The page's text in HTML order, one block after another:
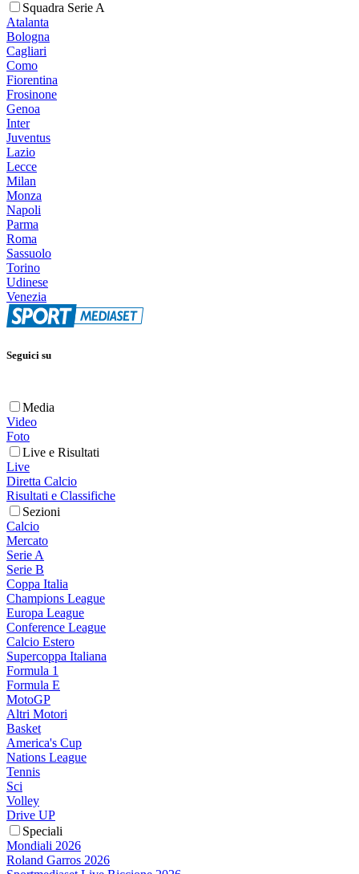
Squadra Serie A
Atalanta
Bologna
Cagliari
Como
Fiorentina
Frosinone
Genoa
Inter
Juventus
Lazio
Lecce
Milan
Monza
Napoli
Parma
Roma
Sassuolo
Torino
Udinese
Venezia
Seguici su
Media
Video
Foto
Live e Risultati
Live
Diretta Calcio
Risultati e Classifiche
Sezioni
Calcio
Mercato
Serie A
Serie B
Coppa Italia
Champions League
Europa League
Conference League
Calcio Estero
Supercoppa Italiana
Formula 1
Formula E
MotoGP
Altri Motori
Basket
America's Cup
Nations League
Tennis
Sci
Volley
Drive UP
Speciali
Mondiali 2026
Roland Garros 2026